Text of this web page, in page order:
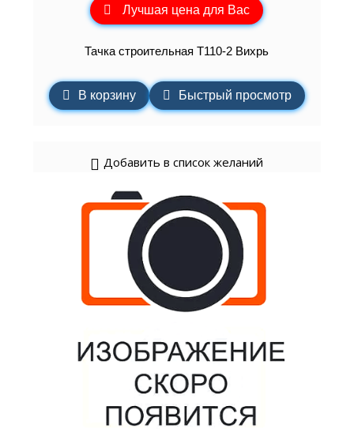
Лучшая цена для Вас
Тачка строительная Т110-2 Вихрь
В корзину Быстрый просмотр
Добавить в список желаний